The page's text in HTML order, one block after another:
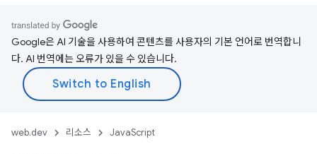
Google은 AI 기술을 사용하여 콘텐츠를 사용자의 기본 언어로 번역합니
다. AI 번역에는 오류가 있을 수 있습니다.
web.dev 리소스 JavaScript